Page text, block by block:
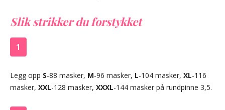
Slik strikker du forstykket
1
Legg opp S-88 masker, M-96 masker, L-104 masker, XL-116
masker, XXL-128 masker, XXXL-144 masker på rundpinne 3,5.